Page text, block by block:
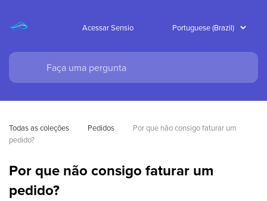
Acessar Sensio
Todas as coleções Pedidos
Por que não consigo faturar um
pedido?
Por que não consigo faturar um
pedido?